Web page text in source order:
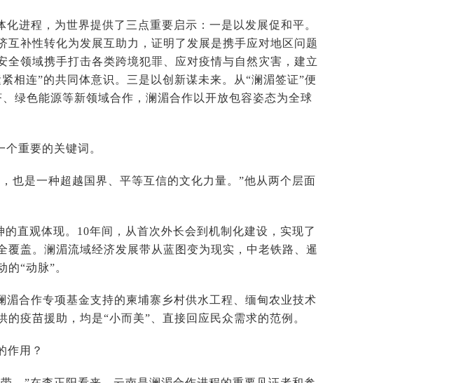
进程，为世界提供了三点重要启示：一是以发展促和平。
互补性转化为发展互助力，证明了发展是携手应对地区问题
全领域携手打击各类跨境犯罪、应对疫情与自然灾害，建立
相连”的共同体意识。三是以创新谋未来。从“澜湄签证”便
绿色能源等新领域合作，澜湄合作以开放包容姿态为全球
重要的关键词。
也是一种超越国界、平等互信的文化力量。”他从两个层面
直观体现。10年间，从首次外长会到机制化建设，实现了
盖。澜湄流域经济发展带从蓝图变为现实，中老铁路、暹
“动脉”。
合作专项基金支持的柬埔寨乡村供水工程、缅甸农业技术
疫苗援助，均是“小而美”、直接回应民众需求的范例。
作用？